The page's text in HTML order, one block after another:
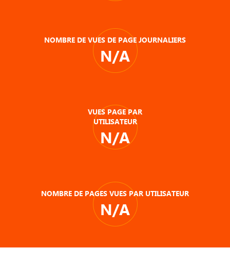
NOMBRE DE VUES DE PAGE JOURNALIERS
N/A
VUES PAGE PAR
UTILISATEUR
N/A
NOMBRE DE PAGES VUES PAR UTILISATEUR
N/A